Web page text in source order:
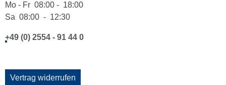
Mo - Fr 08:00 - 18:00
Sa 08:00 - 12:30
+49 (0) 2554 - 91 44 0
Vertrag widerrufen